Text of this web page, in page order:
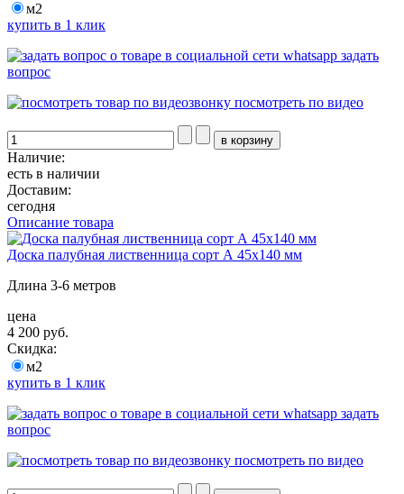
м2
купить в 1 клик
задать
вопрос
посмотреть по видео
Наличие:
есть в наличии
Доставим:
сегодня
Описание товара
Доска палубная лиственница сорт А 45х140 мм
Длина 3-6 метров
цена
4 200 руб.
Скидка:
м2
купить в 1 клик
задать
вопрос
посмотреть по видео